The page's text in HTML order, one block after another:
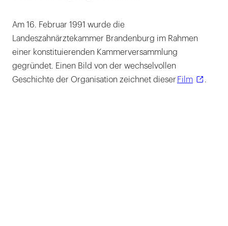
Am 16. Februar 1991 wurde die
Landeszahnärztekammer Brandenburg im Rahmen
einer konstituierenden Kammerversammlung
gegründet. Einen Bild von der wechselvollen
Geschichte der Organisation zeichnet dieser Film .